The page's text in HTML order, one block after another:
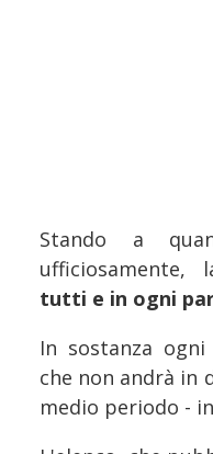
Stando a
ufficiosamente,
tutti e in ogni
In sostanza
che non andrà in
medio periodo -